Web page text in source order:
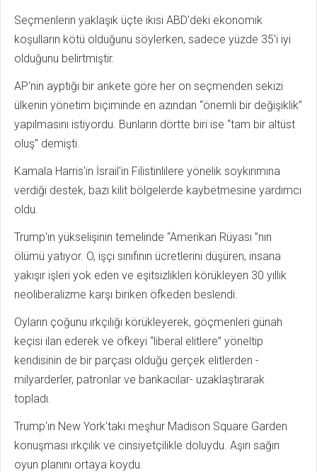
Seçmenlerin yaklaşık üçte ikisi ABD'deki ekonomik
koşulların kötü olduğunu söylerken, sadece yüzde 35'i iyi
olduğunu belirtmiştir.
AP'nin ayptığı bir ankete göre her on seçmenden sekizi
ülkenin yönetim biçiminde en azından “önemli bir değişiklik”
yapılmasını istiyordu. Bunların dörtte biri ise “tam bir altüst
oluş” demişti.
Kamala Harris'in İsrail'in Filistinlilere yönelik soykırımına
verdiği destek, bazı kilit bölgelerde kaybetmesine yardımcı
oldu.
Trump'ın yükselişinin temelinde “Amerikan Rüyası ”nın
ölümü yatıyor. O, işçi sınıfının ücretlerini düşüren, insana
yakışır işleri yok eden ve eşitsizlikleri körükleyen 30 yıllık
neoliberalizme karşı biriken öfkeden beslendi.
Oyların çoğunu ırkçılığı körükleyerek, göçmenleri günah
keçisi ilan ederek ve öfkeyi “liberal elitlere” yöneltip
kendisinin de bir parçası olduğu gerçek elitlerden -
milyarderler, patronlar ve bankacılar- uzaklaştırarak
topladı.
Trump'ın New York'taki meşhur Madison Square Garden
konuşması ırkçılık ve cinsiyetçilikle doluydu. Aşırı sağın
oyun planını ortaya koydu.